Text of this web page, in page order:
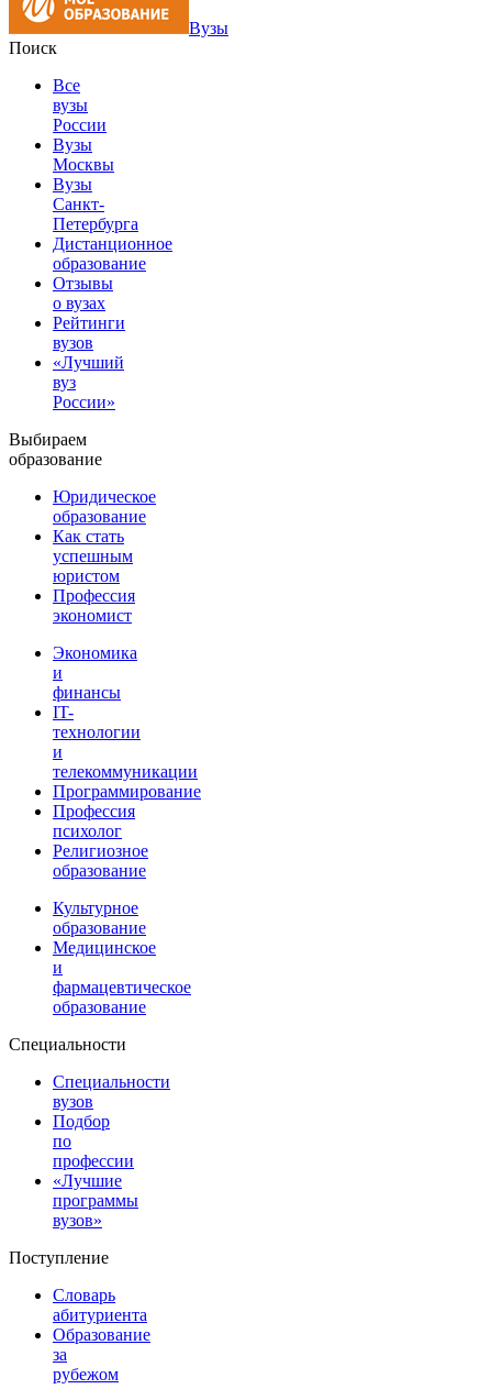
Вузы
Поиск
Все
вузы
России
Вузы
Москвы
Вузы
Санкт-
Петербурга
Дистанционное
образование
Отзывы
о вузах
Рейтинги
вузов
«Лучший
вуз
России»
Выбираем
образование
Юридическое
образование
Как стать
успешным
юристом
Профессия
экономист
Экономика
и
финансы
IT-
технологии
и
телекоммуникации
Программирование
Профессия
психолог
Религиозное
образование
Культурное
образование
Медицинское
и
фармацевтическое
образование
Специальности
Специальности
вузов
Подбор
по
профессии
«Лучшие
программы
вузов»
Поступление
Словарь
абитуриента
Образование
за
рубежом